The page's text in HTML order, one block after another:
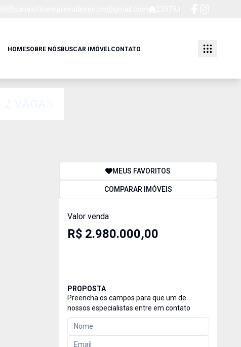
HOMESOBRE NÓSBUSCAR IMÓVELCONTATO
MEUS FAVORITOS
COMPARAR IMÓVEIS
Valor venda
R$ 2.980.000,00
PROPOSTA
Preencha os campos para que um de
nossos especialistas entre em contato